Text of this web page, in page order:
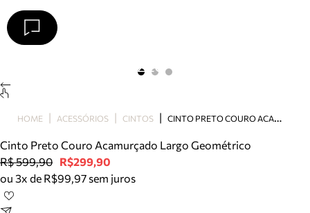
Papete
Scarpin
Mocassim
Bolsa
Arezzo
HOME ACESSÓRIOS CINTOS C
INTO PRETO COURO ACAMURÇADO LARGO GEOMÉTRICO
Cinto Preto Couro Acamurçado Largo Geométrico
R$ 599,90 R$299,90
ou 3x de R$99,97 sem juros